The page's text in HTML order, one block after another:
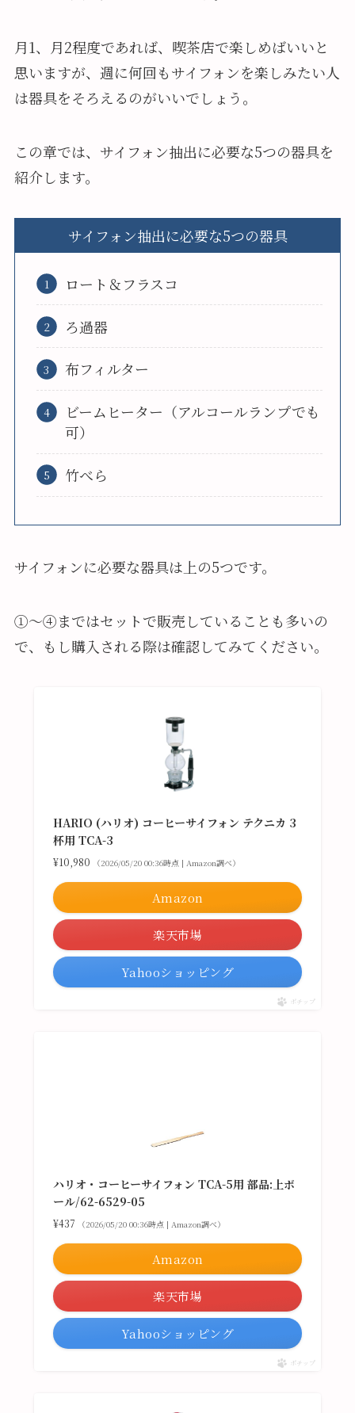
月1、月2程度であれば、喫茶店で楽しめばいいと
思いますが、週に何回もサイフォンを楽しみたい人
は器具をそろえるのがいいでしょう。
この章では、サイフォン抽出に必要な5つの器具を
紹介します。
サイフォン抽出に必要な5つの器具
ロート＆フラスコ
ろ過器
布フィルター
ビームヒーター（アルコールランプでも
可）
竹べら
サイフォンに必要な器具は上の5つです。
①～④まではセットで販売していることも多いの
で、もし購入される際は確認してみてください。
HARIO (ハリオ) コーヒーサイフォン テクニカ 3
杯用 TCA-3
¥10,980 （2026/05/20 00:36時点 | Amazon調べ）
Amazon
楽天市場
Yahooショッピング
ポチップ
ハリオ・コーヒーサイフォン TCA-5用 部品:上ボ
ール/62-6529-05
¥437 （2026/05/20 00:36時点 | Amazon調べ）
Amazon
楽天市場
Yahooショッピング
ポチップ